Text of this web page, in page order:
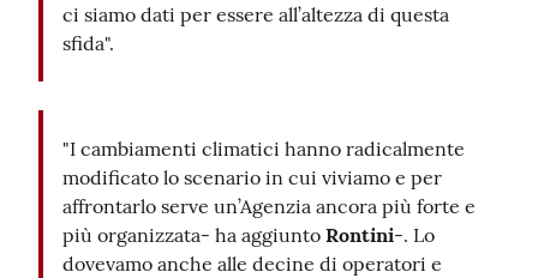
ci siamo dati per essere all’altezza di questa
sfida".
"I cambiamenti climatici hanno radicalmente
modificato lo scenario in cui viviamo e per
affrontarlo serve un’Agenzia ancora più forte e
più organizzata- ha aggiunto Rontini-. Lo
dovevamo anche alle decine di operatori e